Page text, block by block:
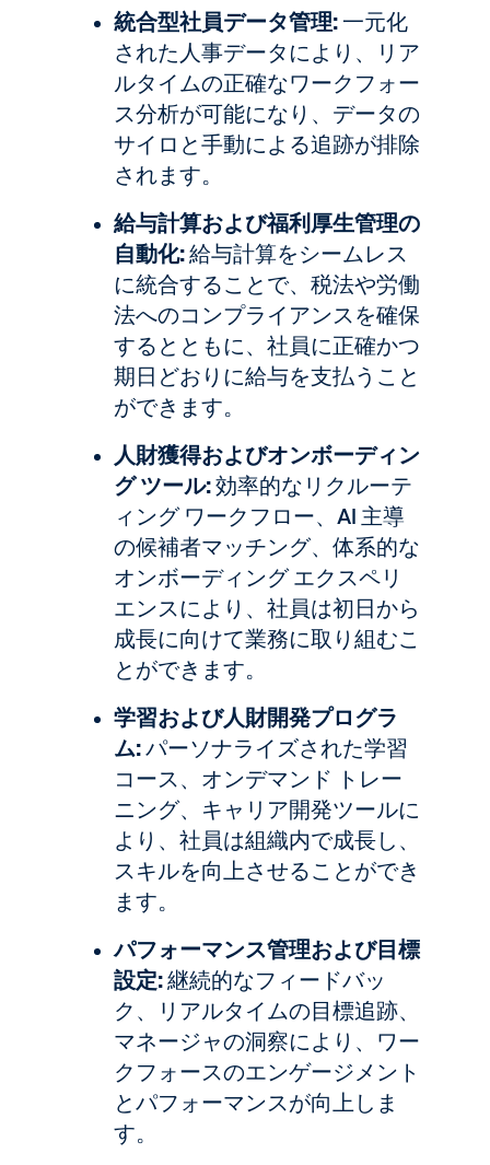
統合型社員データ管理:一元化
された人事データにより、リア
ルタイムの正確なワークフォー
ス分析が可能になり、データの
サイロと手動による追跡が排除
されます。
給与計算および福利厚生管理の
自動化:給与計算をシームレス
に統合することで、税法や労働
法へのコンプライアンスを確保
するとともに、社員に正確かつ
期日どおりに給与を支払うこと
ができます。
人財獲得およびオンボーディン
グ ツール:効率的なリクルーテ
ィング ワークフロー、AI 主導
の候補者マッチング、体系的な
オンボーディング エクスペリ
エンスにより、社員は初日から
成長に向けて業務に取り組むこ
とができます。
学習および人財開発プログラ
ム:パーソナライズされた学習
コース、オンデマンド トレー
ニング、キャリア開発ツールに
より、社員は組織内で成長し、
スキルを向上させることができ
ます。
パフォーマンス管理および目標
設定:継続的なフィードバッ
ク、リアルタイムの目標追跡、
マネージャの洞察により、ワー
クフォースのエンゲージメント
とパフォーマンスが向上しま
す。